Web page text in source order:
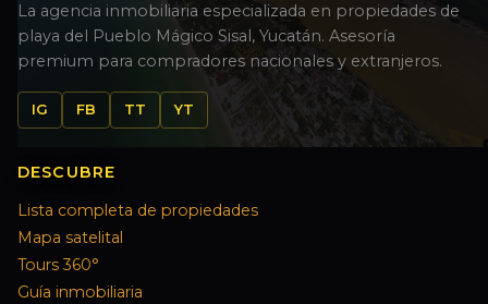
La agencia inmobiliaria especializada en propiedades de
playa del Pueblo Mágico Sisal, Yucatán. Asesoría
premium para compradores nacionales y extranjeros.
IG FB TT YT
DESCUBRE
Lista completa de propiedades
Mapa satelital
Tours 360°
Guía inmobiliaria